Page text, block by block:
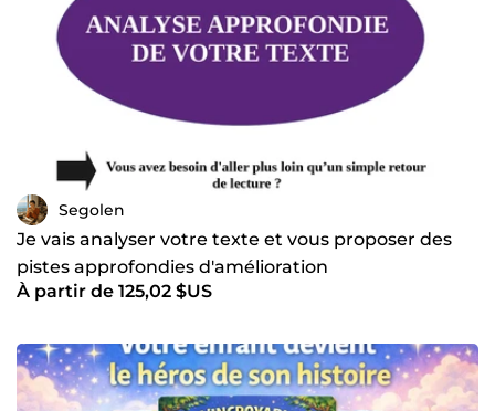
Segolen
Je vais analyser votre texte et vous proposer des
pistes approfondies d'amélioration
À partir de 125,02 $US